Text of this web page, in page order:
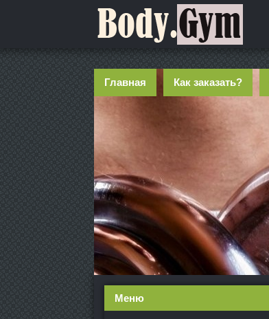
Главная Как заказать?
Меню